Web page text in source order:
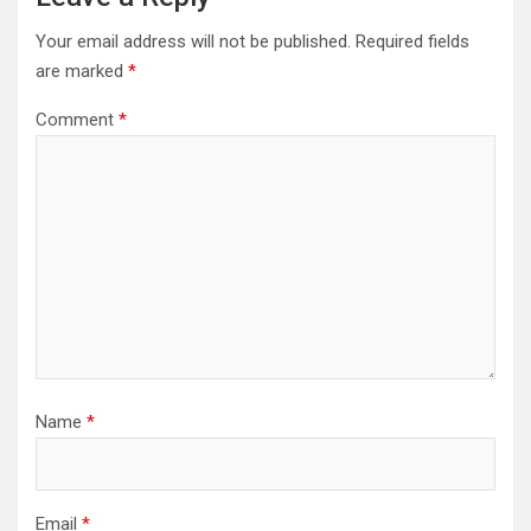
Your email address will not be published. Required fields
are marked *
Comment *
Name *
Email *